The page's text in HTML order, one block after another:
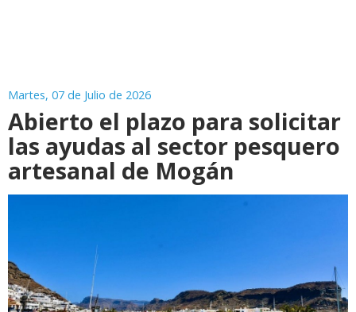
Martes, 07 de Julio de 2026
Abierto el plazo para solicitar
las ayudas al sector pesquero
artesanal de Mogán